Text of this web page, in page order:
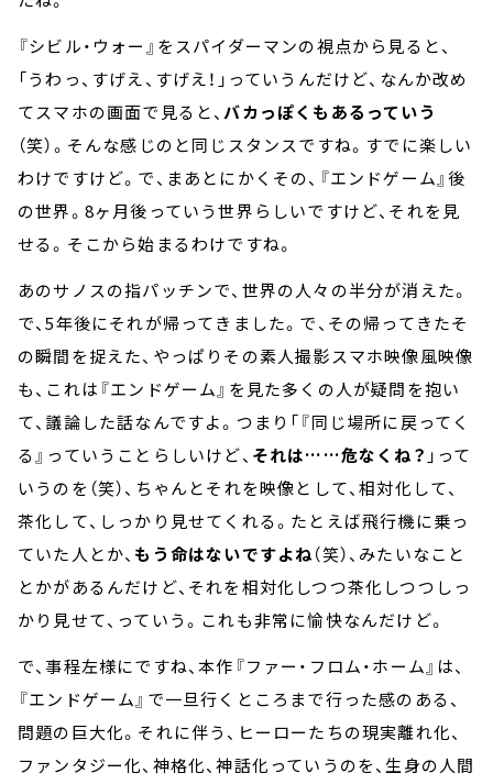
『シビル・ウォー』をスパイダーマンの視点から見ると、
「うわっ、すげえ、すげえ！」っていうんだけど、なんか改め
てスマホの画面で見ると、 バカっぽくもあるっていう
（笑）。そんな感じのと同じスタンスですね。すでに楽しい
わけですけど。で、まあとにかくその、『エンドゲーム』後
の世界。8ヶ月後っていう世界らしいですけど、それを見
せる。そこから始まるわけですね。
あのサノスの指パッチンで、世界の人々の半分が消えた。
で、5年後にそれが帰ってきました。で、その帰ってきたそ
の瞬間を捉えた、やっぱりその素人撮影スマホ映像風映像
も、これは『エンドゲーム』を見た多くの人が疑問を抱い
て、議論した話なんですよ。つまり「『同じ場所に戻ってく
る』っていうことらしいけど、 それは……危なくね？ 」って
いうのを（笑）、ちゃんとそれを映像として、相対化して、
茶化して、しっかり見せてくれる。たとえば飛行機に乗っ
ていた人とか、 もう命はないですよね（笑）、みたいなこと
とかがあるんだけど、それを相対化しつつ茶化しつつしっ
かり見せて、っていう。これも非常に愉快なんだけど。
で、事程左様にですね、本作『ファー・フロム・ホーム』は、
『エンドゲーム』で一旦行くところまで行った感のある、
問題の巨大化。それに伴う、ヒーローたちの現実離れ化、
ファンタジー化、神格化、神話化っていうのを、生身の人間